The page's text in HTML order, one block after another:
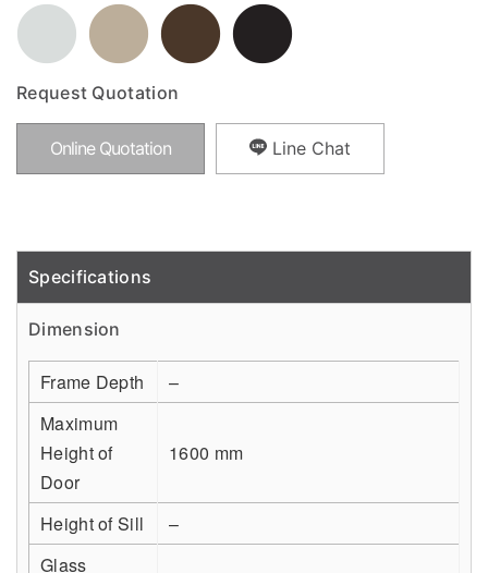
Request Quotation
Online Quotation Line Chat
Detail
Specifications
Dimension
Frame Depth
–
Maximum
Height of
Door
1600 mm
Height of Sill
–
Glass